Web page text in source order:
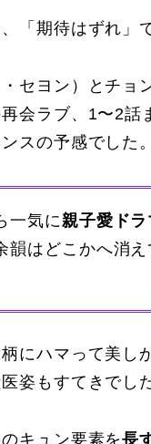
「期待はずれ」
セヨン）とチョ
再会ラブ、1〜2話
スの予感でした。
一気に親子愛ドラ
韻はどこかへ消
にハマって美し
姿もすてきでし
キュン要素を長